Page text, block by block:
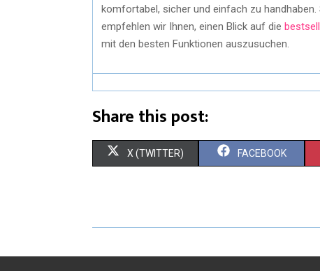
komfortabel, sicher und einfach zu
empfehlen wir Ihnen, einen Blick auf die
mit den besten Funktionen auszusuchen.
Share this post:
X (TWITTER) FACEBOOK